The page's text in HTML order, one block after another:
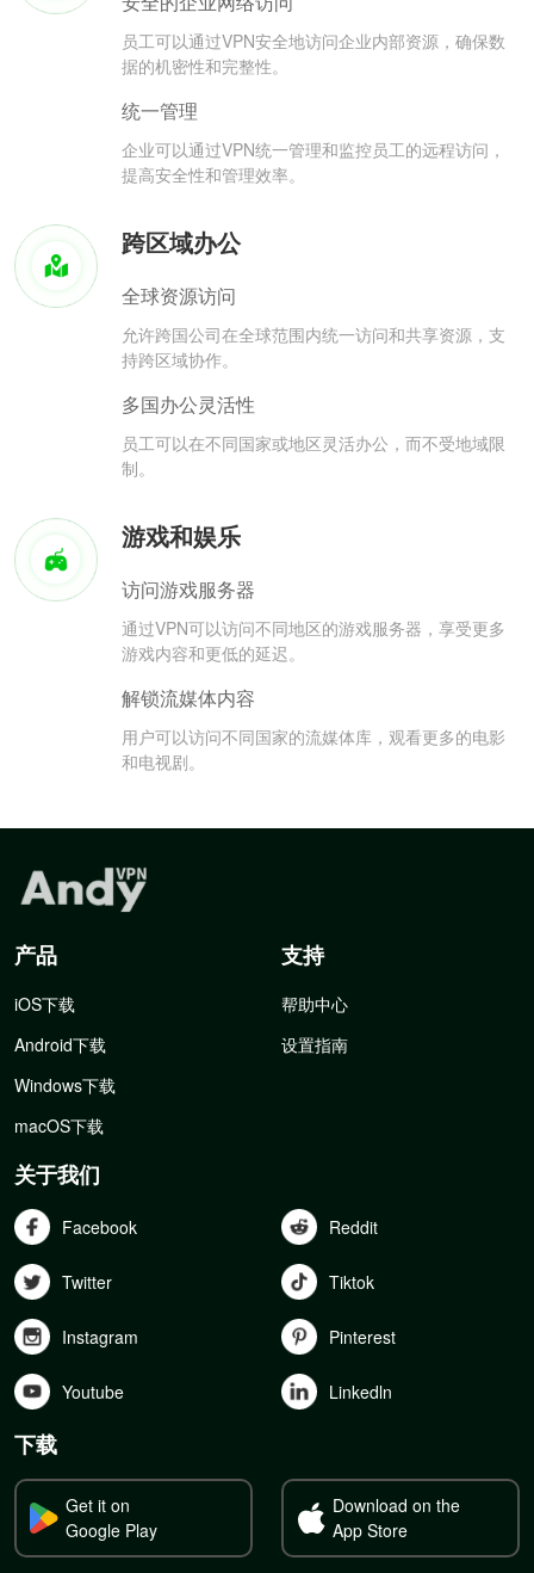
员工可以通过VPN安全地访问企业内部资源，确保数
据的机密性和完整性。
统一管理
企业可以通过VPN统一管理和监控员工的远程访问，
提高安全性和管理效率。
跨区域办公
全球资源访问
允许跨国公司在全球范围内统一访问和共享资源，支
持跨区域协作。
多国办公灵活性
员工可以在不同国家或地区灵活办公，而不受地域限
制。
游戏和娱乐
访问游戏服务器
通过VPN可以访问不同地区的游戏服务器，享受更多
游戏内容和更低的延迟。
解锁流媒体内容
用户可以访问不同国家的流媒体库，观看更多的电影
和电视剧。
产品
iOS下载
Android下载
Windows下载
macOS下载
支持
帮助中心
设置指南
关于我们
Facebook Reddit
Twitter Tiktok
Instagram Pinterest
Youtube Linkedln
下载
Get it on
Google Play
Download on the
App Store